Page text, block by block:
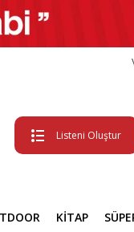
Listeni Oluştur
KİTAP